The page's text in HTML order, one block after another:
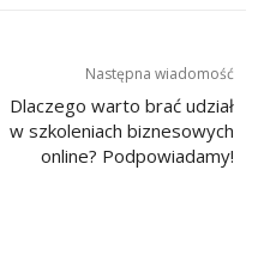
Następna wiadomość
Dlaczego warto brać udział
w szkoleniach biznesowych
online? Podpowiadamy!